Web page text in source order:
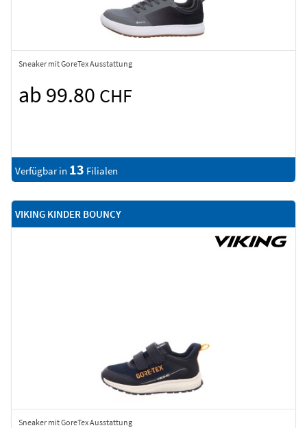
Sneaker mit GoreTex Ausstattung
ab 99.80 CHF
Verfügbar in 13 Filialen
VIKING KINDER BOUNCY
Sneaker mit GoreTex Ausstattung